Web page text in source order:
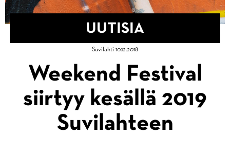
UUTISIA
Suvilahti 10.12.2018
Weekend Festival
siirtyy kesällä 2019
Suvilahteen